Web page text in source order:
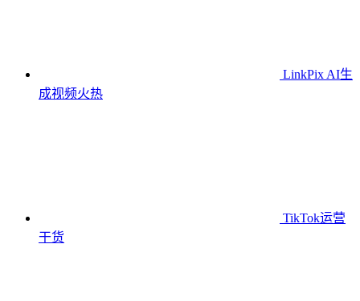
LinkPix AI生
成视频火热
TikTok运营
干货